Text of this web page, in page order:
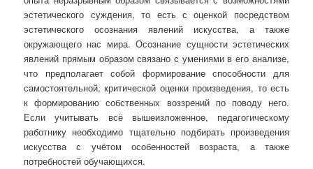
эстетического суждения, то есть с оценкой посредством
эстетического осознания явлений искусства, а также
окружающего нас мира. Осознание сущности эстетических
явлений прямым образом связано с умениями в его анализе,
что предполагает собой формирование способности для
самостоятельной, критической оценки произведения, то есть
к формированию собственных воззрений по поводу него.
Если учитывать всё вышеизложенное, педагогическому
работнику необходимо тщательно подбирать произведения
искусства с учётом особенностей возраста, а также
потребностей обучающихся.